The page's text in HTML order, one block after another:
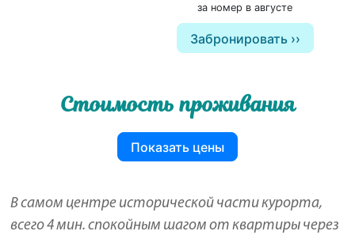
за номер в августе
Забронировать
Стоимость проживания
Показать цены
В самом центре исторической части курорта,
всего 4 мин. спокойным шагом от квартиры через